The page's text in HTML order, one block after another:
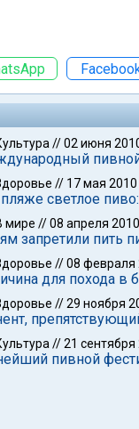
//02 июня
// 17 мая 2010
светлое
мире //08 апреля 2010
запретили пить
//08 февраля
для похода в
//29 ноября
//21 сентября
пивной